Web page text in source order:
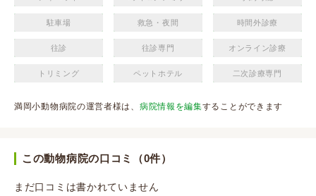
駐車場 救急・夜間 時間外診療
往診 往診専門 オンライン診療
トリミング ペットホテル 二次診療専門
満岡小動物病院の運営者様は、 病院情報を編集することができます
この動物病院の口コミ（0件）
まだ口コミは書かれていません